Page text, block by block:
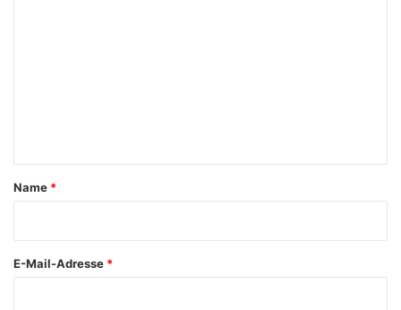
a
Name *
E-Mail-Adresse *